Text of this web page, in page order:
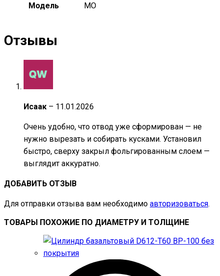
Модель MO
Отзывы
Исаак – 11.01.2026
Очень удобно, что отвод уже сформирован — не
нужно вырезать и собирать кусками. Установил
быстро, сверху закрыл фольгированным слоем —
выглядит аккуратно.
ДОБАВИТЬ ОТЗЫВ
Для отправки отзыва вам необходимо авторизоваться.
ТОВАРЫ ПОХОЖИЕ ПО ДИАМЕТРУ И ТОЛЩИНЕ